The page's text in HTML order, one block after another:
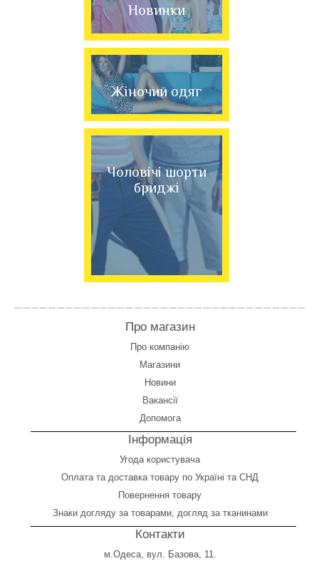
Новинки
Жіночий одяг
Чоловічі шорти
бриджі
Про магазин
Про компанію
Магазини
Новини
Вакансії
Допомога
Інформація
Угода користувача
Оплататадоставка товару по Україні та СНД
Повернення товару
Знаки догляду за товарами, догляд за тканинами
Контакти
м.Одеса, вул. Базова, 11.